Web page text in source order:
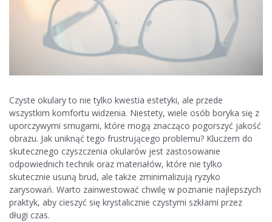
Czyste okulary to nie tylko kwestia estetyki, ale przede
wszystkim komfortu widzenia. Niestety, wiele osób boryka się z
uporczywymi smugami, które mogą znacząco pogorszyć jakość
obrazu. Jak uniknąć tego frustrującego problemu? Kluczem do
skutecznego czyszczenia okularów jest zastosowanie
odpowiednich technik oraz materiałów, które nie tylko
skutecznie usuną brud, ale także zminimalizują ryzyko
zarysowań. Warto zainwestować chwilę w poznanie najlepszych
praktyk, aby cieszyć się krystalicznie czystymi szkłami przez
długi czas.